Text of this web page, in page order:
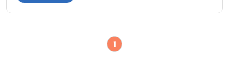
1